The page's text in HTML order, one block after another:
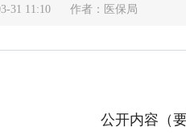
31 11:10 作者：医保局
公开内容（要